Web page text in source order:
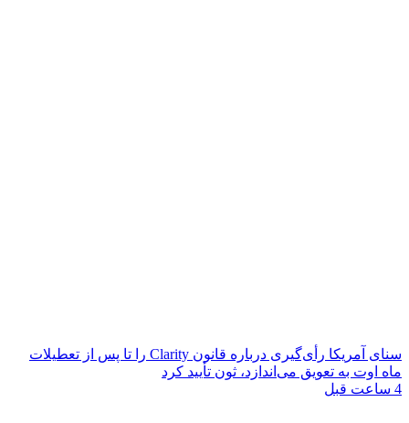
سنای آمریکا رأی‌گیری درباره قانون Clarity را تا پس از تعطیلات
ماه اوت به تعویق می‌اندازد، ثون تأیید کرد
4 ساعت قبل